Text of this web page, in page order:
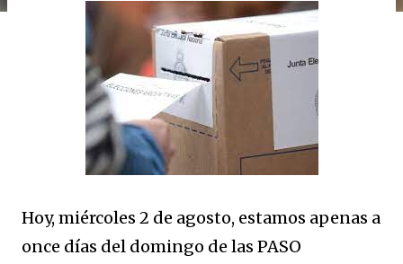
Hoy, miércoles 2 de agosto, estamos apenas a
once días del domingo de las PASO